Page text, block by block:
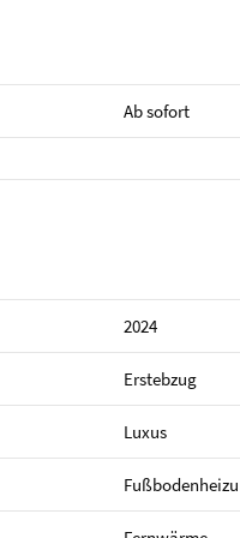
Ab sofort
2024
Erstebzug
Luxus